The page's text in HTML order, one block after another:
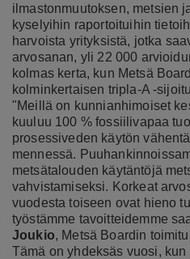
ilmastonmuutoksen, metsien
kyselyihin raportoituihin
harvoista yrityksistä, jotka
arvosanan, yli 22 000
kolmas kerta, kun Metsä
kolminkertaisen tripla-A -
"Meillä on kunnianhimoiset
kuuluu 100 % fossiilivapaa
prosessiveden käytön
mennessä.
metsätalouden käytäntöjä
vahvistamiseksi. Korkeat
vuodesta toiseen ovat hieno
työstämme tavoitteidemme
Joukio, Metsä Boardin
Tämä on yhdeksäs vuosi,